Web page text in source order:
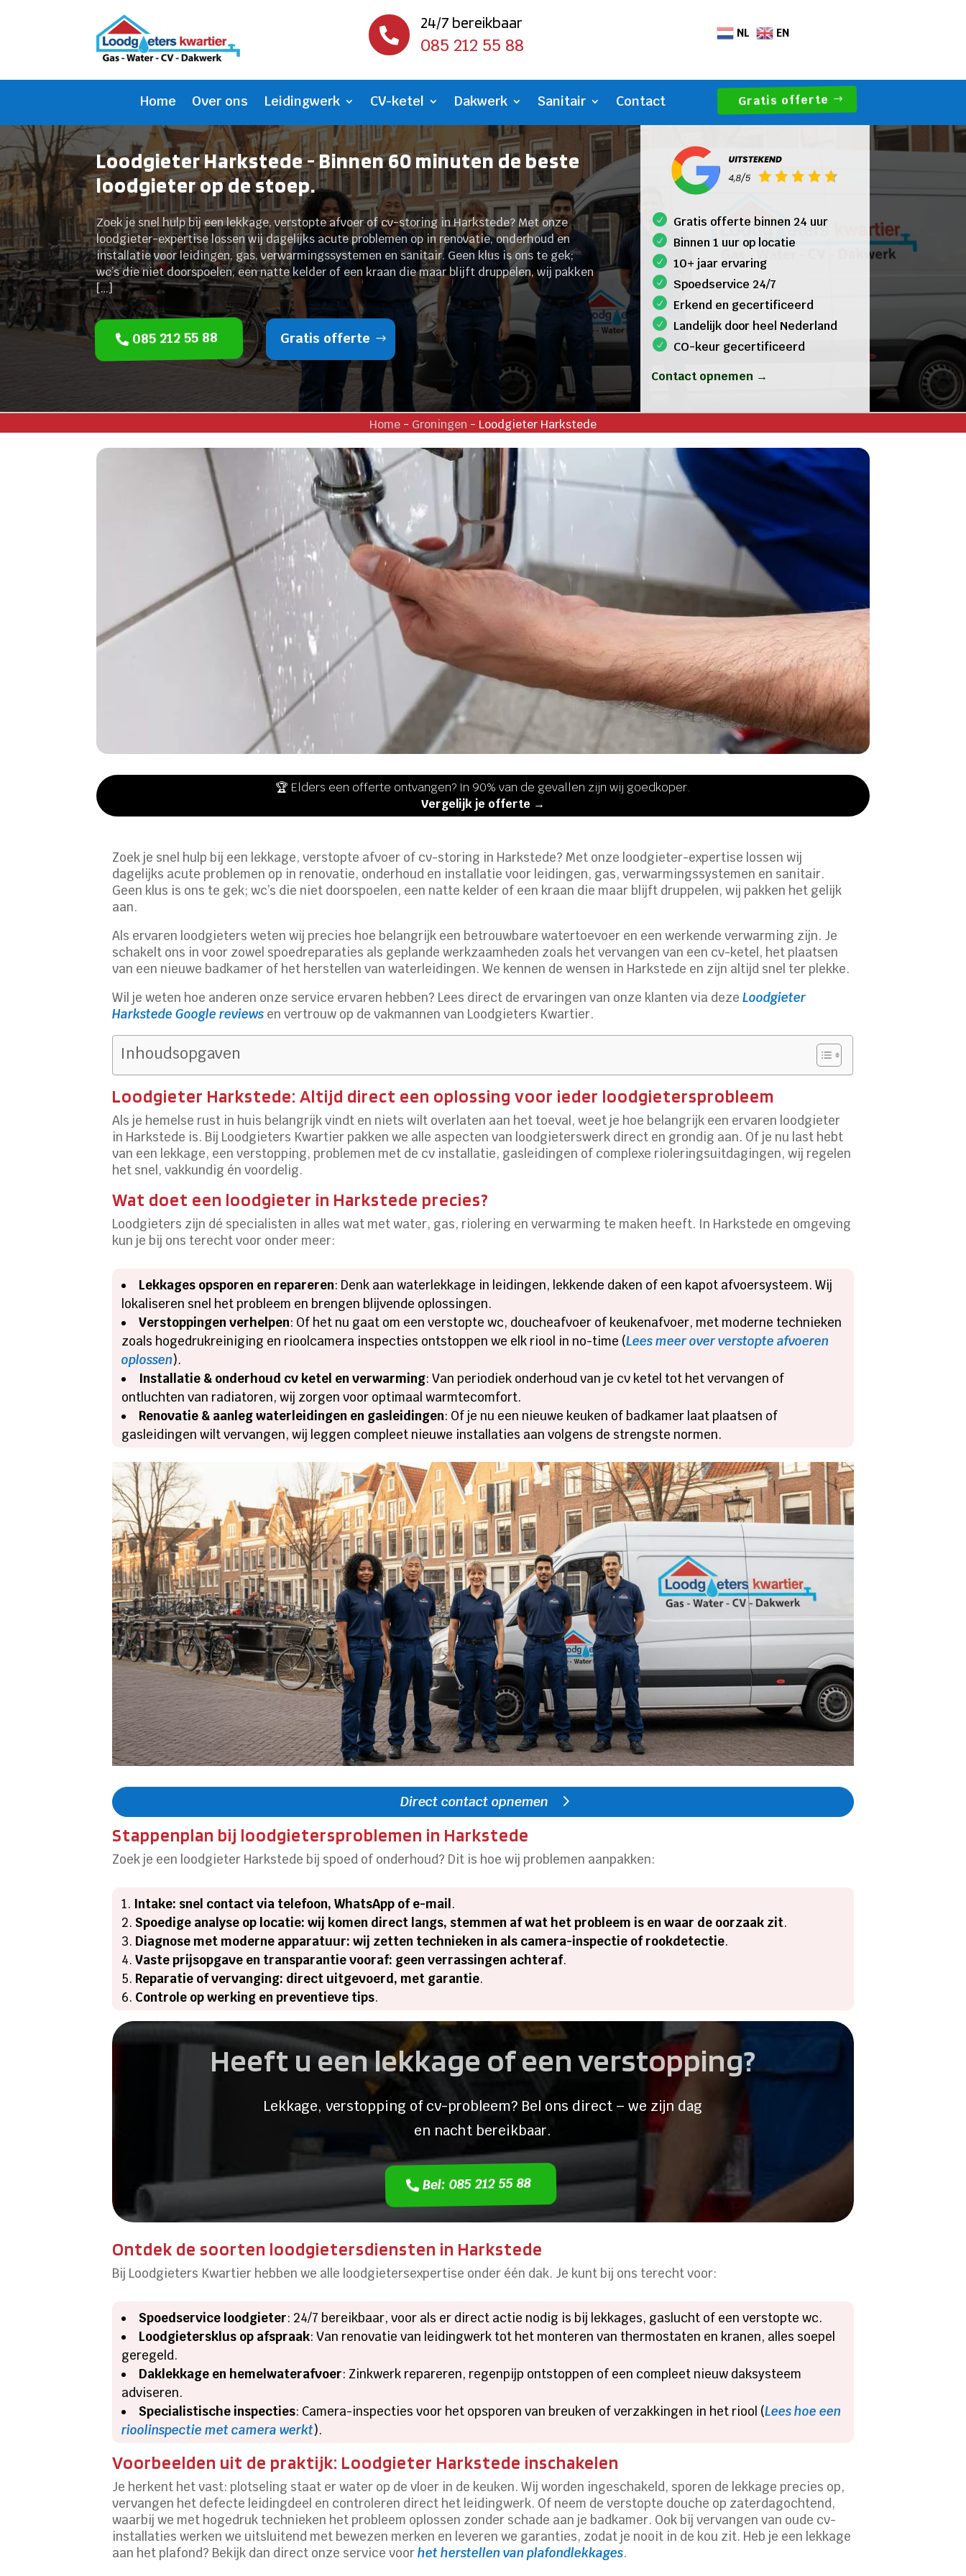

24/7 bereikbaar
085 212 55 88
NL EN
Home Over ons Leidingwerk CV-ketel Dakwerk Sanitair Contact Gratis offerte
Loodgieter Harkstede - Binnen 60 minuten de beste
loodgieter op de stoep.
Zoek je snel hulp bij een lekkage, verstopte afvoer of cv-storing in Harkstede? Met onze
loodgieter-expertise lossen wij dagelijks acute problemen op in renovatie, onderhoud en
installatie voor leidingen, gas, verwarmingssystemen en sanitair. Geen klus is ons te gek;
wc’s die niet doorspoelen, een natte kelder of een kraan die maar blijft druppelen, wij pakken
[…]
085 212 55 88 Gratis offerte
Gratis offerte binnen 24 uur
Binnen 1 uur op locatie
10+ jaar ervaring
Spoedservice 24/7
Erkend en gecertificeerd
Landelijk door heel Nederland
CO-keur gecertificeerd
Contact opnemen →
Home - Groningen - Loodgieter Harkstede
🏆 Elders een offerte ontvangen? In 90% van de gevallen zijn wij goedkoper.
Vergelijk je offerte →
Zoek je snel hulp bij een lekkage, verstopte afvoer of cv-storing in Harkstede? Met onze loodgieter-expertise lossen wij
dagelijks acute problemen op in renovatie, onderhoud en installatie voor leidingen, gas, verwarmingssystemen en sanitair.
Geen klus is ons te gek; wc’s die niet doorspoelen, een natte kelder of een kraan die maar blijft druppelen, wij pakken het gelijk
aan.
Als ervaren loodgieters weten wij precies hoe belangrijk een betrouwbare watertoevoer en een werkende verwarming zijn. Je
schakelt ons in voor zowel spoedreparaties als geplande werkzaamheden zoals het vervangen van een cv-ketel, het plaatsen
van een nieuwe badkamer of het herstellen van waterleidingen. We kennen de wensen in Harkstede en zijn altijd snel ter plekke.
Wil je weten hoe anderen onze service ervaren hebben? Lees direct de ervaringen van onze klanten via dezeLoodgieter
Harkstede Google reviews en vertrouw op de vakmannen van Loodgieters Kwartier.
Inhoudsopgaven
Loodgieter Harkstede: Altijd direct een oplossing voor ieder loodgietersprobleem
Als je hemelse rust in huis belangrijk vindt en niets wilt overlaten aan het toeval, weet je hoe belangrijk een ervaren loodgieter
in Harkstede is. Bij Loodgieters Kwartier pakken we alle aspecten van loodgieterswerk direct en grondig aan. Of je nu last hebt
van een lekkage, een verstopping, problemen met de cv installatie, gasleidingen of complexe rioleringsuitdagingen, wij regelen
het snel, vakkundig én voordelig.
Wat doet een loodgieter in Harkstede precies?
Loodgieters zijn dé specialisten in alles wat met water, gas, riolering en verwarming te maken heeft. In Harkstede en omgeving
kun je bij ons terecht voor onder meer:
Lekkages opsporen en repareren: Denk aan waterlekkage in leidingen, lekkende daken of een kapot afvoersysteem. Wij
lokaliseren snel het probleem en brengen blijvende oplossingen.
Verstoppingen verhelpen: Of het nu gaat om een verstopte wc, doucheafvoer of keukenafvoer, met moderne technieken
zoals hogedrukreiniging en rioolcamera inspecties ontstoppen we elk riool in no-time (Lees meer over verstopte afvoeren
oplossen).
Installatie & onderhoud cv ketel en verwarming: Van periodiek onderhoud van je cv ketel tot het vervangen of
ontluchten van radiatoren, wij zorgen voor optimaal warmtecomfort.
Renovatie & aanleg waterleidingen en gasleidingen: Of je nu een nieuwe keuken of badkamer laat plaatsen of
gasleidingen wilt vervangen, wij leggen compleet nieuwe installaties aan volgens de strengste normen.
Direct contact opnemen
Stappenplan bij loodgietersproblemen in Harkstede
Zoek je een loodgieter Harkstede bij spoed of onderhoud? Dit is hoe wij problemen aanpakken:
Intake: snel contact via telefoon, WhatsApp of e-mail .
Spoedige analyse op locatie: wij komen direct langs, stemmen af wat het probleem is en waar de oorzaak zit.
Diagnose met moderne apparatuur: wij zetten technieken in als camera-inspectie of rookdetectie.
Vaste prijsopgave en transparantie vooraf: geen verrassingen achteraf.
Reparatie of vervanging: direct uitgevoerd, met garantie.
Controle op werking en preventieve tips.
Heeft u een lekkage of een verstopping?
Lekkage, verstopping of cv-probleem? Bel ons direct – we zijn dag
en nacht bereikbaar.
Bel: 085 212 55 88
Ontdek de soorten loodgietersdiensten in Harkstede
Bij Loodgieters Kwartier hebben we alle loodgietersexpertise onder één dak. Je kunt bij ons terecht voor:
Spoedservice loodgieter: 24/7 bereikbaar, voor als er direct actie nodig is bij lekkages, gaslucht of een verstopte wc.
Loodgietersklus op afspraak: Van renovatie van leidingwerk tot het monteren van thermostaten en kranen, alles soepel
geregeld.
Daklekkage en hemelwaterafvoer: Zinkwerk repareren, regenpijp ontstoppen of een compleet nieuw daksysteem
adviseren.
Specialistische inspecties: Camera-inspecties voor het opsporen van breuken of verzakkingen in het riool (Lees hoe een
rioolinspectie met camera werkt).
Voorbeelden uit de praktijk: Loodgieter Harkstede inschakelen
Je herkent het vast: plotseling staat er water op de vloer in de keuken. Wij worden ingeschakeld, sporen de lekkage precies op,
vervangen het defecte leidingdeel en controleren direct het leidingwerk. Of neem de verstopte douche op zaterdagochtend,
waarbij we met hogedruk technieken het probleem oplossen zonder schade aan je badkamer. Ook bij vervangen van oude cv-
installaties werken we uitsluitend met bewezen merken en leveren we garanties, zodat je nooit in de kou zit. Heb je een lekkage
aan het plafond? Bekijk dan direct onze service voorhet herstellen van plafondlekkages.